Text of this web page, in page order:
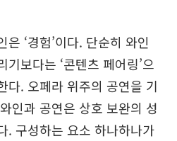
‘경험’이다. 단순히 와인
보다는 ‘콘텐츠 페어링’으
다. 오페라 위주의 공연을 기
인과 공연은 상호 보완의 성
. 구성하는 요소 하나하나가